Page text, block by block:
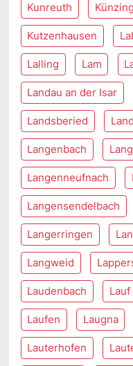
Kunreuth Künzing
Kutzenhausen
Lalling Lam
Landau an der Isar
Landsberied
Langenbach
Langenneufnach
Langensendelbach
Langerringen
Langweid
Laudenbach
Laufen Laugna
Lauterhofen